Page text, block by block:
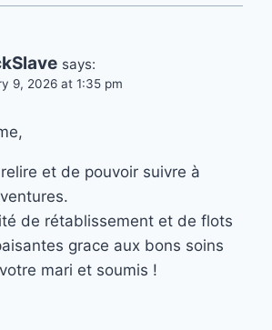
says:
9, 2026 at 1:35 pm
et de pouvoir suivre à
de rétablissement et de flots
grace aux bons soins
mari et soumis !